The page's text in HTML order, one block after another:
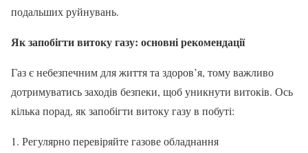
подальших руйнувань.
Як запобігти витоку газу: основні рекомендації
Газ є небезпечним для життя та здоров’я, тому важливо
дотримуватись заходів безпеки, щоб уникнути витоків. Ось
кілька порад, як запобігти витоку газу в побуті:
1. Регулярно перевіряйте газове обладнання